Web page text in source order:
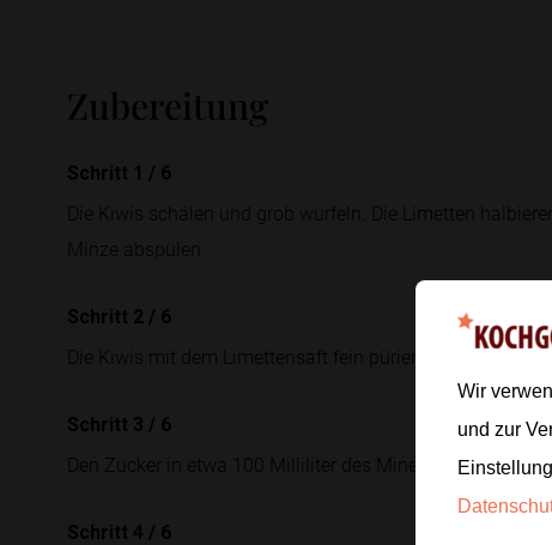
Zubereitung
Schritt 1 / 6
Die Kiwis schälen und grob würfeln. Die Limetten
Minze abspülen.
Schritt 2 / 6
Die Kiwis mit dem Limettensaft fein pürieren, bis eine
Schritt 3 / 6
Den Zucker in etwa 100 Milliliter des Mineralwassers
Schritt 4 / 6
Wir
und zur